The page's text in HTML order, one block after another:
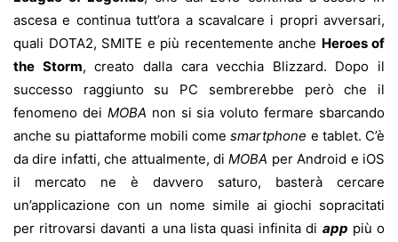
ascesa e continua tutt’ora a scavalcare i propri avversari,
quali DOTA2, SMITE e più recentemente anche Heroes of
the Storm, creato dalla cara vecchia Blizzard. Dopo il
successo raggiunto su PC sembrerebbe però che il
fenomeno dei MOBA non si sia voluto fermare sbarcando
anche su piattaforme mobili comesmartphone e tablet. C’è
da dire infatti, che attualmente, diMOBA per Android e iOS
il mercato ne è davvero saturo, basterà cercare
un’applicazione con un nome simile ai giochi sopracitati
per ritrovarsi davanti a una lista quasi infinita di app più o